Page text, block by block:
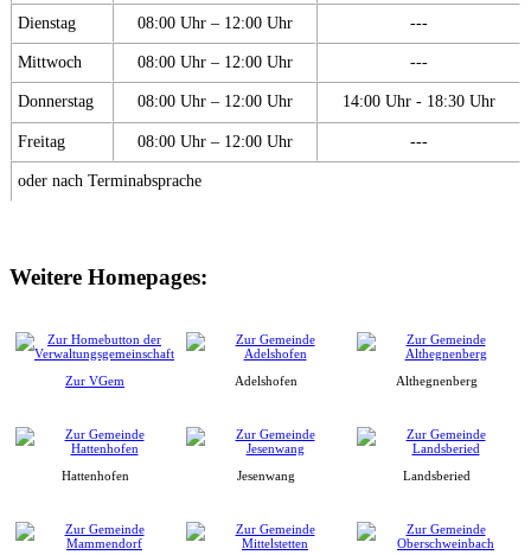
Dienstag 08:00 Uhr – 12:00 Uhr ---
Mittwoch 08:00 Uhr – 12:00 Uhr ---
Donnerstag 08:00 Uhr – 12:00 Uhr 14:00 Uhr - 18:30 Uhr
Freitag 08:00 Uhr – 12:00 Uhr ---
oder nach Terminabsprache
Weitere Homepages:
Zur VGem Adelshofen Althegnenberg
Hattenhofen Jesenwang Landsberied